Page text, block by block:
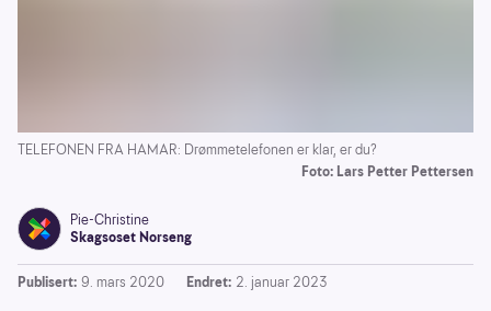
TELEFONEN FRA HAMAR: Drømmetelefonen er klar, er du?
Foto: Lars Petter Pettersen
Pie-Christine
Skagsoset Norseng
Publisert: 9. mars 2020 Endret: 2. januar 2023